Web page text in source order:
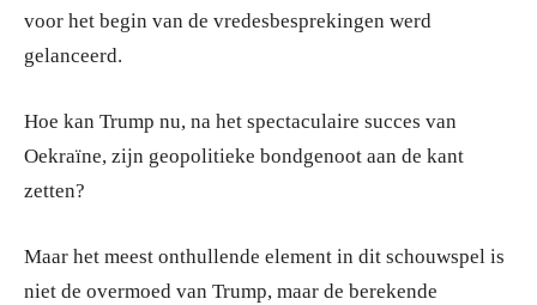
voor het begin van de vredesbesprekingen werd
gelanceerd.
Hoe kan Trump nu, na het spectaculaire succes van
Oekraïne, zijn geopolitieke bondgenoot aan de kant
zetten?
Maar het meest onthullende element in dit schouwspel is
niet de overmoed van Trump, maar de berekende